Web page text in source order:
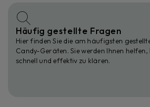
Häufig gestellte Fragen
Hier finden Sie die am häufigsten
Candy-Geräten. Sie werden Ihnen
schnell und effektiv zu klären.